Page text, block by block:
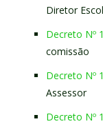
Diretor
Decreto Nº
comissão
Decreto Nº
Assessor
Decreto Nº